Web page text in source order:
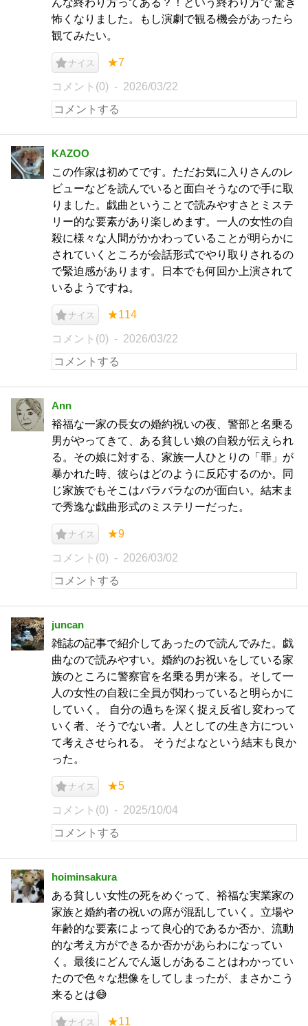
んな終わり方ってある？！という終わり方で 驚き
怖くなりました。もし演劇で観る機会があったら
観てみたい。
ナイス ★7
コメント(0) 2026/03/22
KAZOO
この作家は初めてです。ただお気に入りさんのレ
ビューなどを読んでいると面白そうなので手に取
りました。戯曲ということで読みやすさとミステ
リー的な要素があり楽しめます。一人の女性の自
殺に様々な人間がかかわっていることが明らかに
されていくところが会話形式でやり取りされるの
で緊迫感があります。日本でも何回か上演されて
いるようですね。
ナイス ★114
コメント(0) 2026/03/22
Ann
裕福な一家の長女の婚約祝いの夜、警部と名乗る
男がやってきて、ある貧しい娘の自殺が伝えられ
る。その娘に対する、家族一人ひとりの「罪」が
暴かれた時、彼らはどのように反応するのか。同
じ家族でもそこはバラバラなのが面白い。結末ま
で秀逸な戯曲形式のミステリーだった。
ナイス ★9
コメント(0) 2026/03/02
juncan
雑誌の記事で紹介してあったので読んでみた。戯
曲なので読みやすい。婚約のお祝いをしている家
族のところに警察官を名乗る男が来る。そして一
人の女性の自殺に全員が関わっていると明らかに
していく。 自分の過ちを深く捉え反省し変わって
いく者、そうでない者。人としての生き方につい
て考えさせられる。 そうだよなという結末も良か
った。
ナイス ★5
コメント(0) 2025/10/04
hoiminsakura
ある貧しい女性の死をめぐって、裕福な実業家の
家族と婚約者の祝いの席が混乱していく。立場や
年齢的な要素によって良心的であるか否か、流動
的な考え方ができるか否かがあらわになってい
く。最後にどんでん返しがあることはわかってい
たので色々な想像をしてしまったが、まさかこう
来るとは😅
ナイス ★11